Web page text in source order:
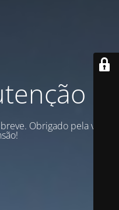
Obrigado pela vossa